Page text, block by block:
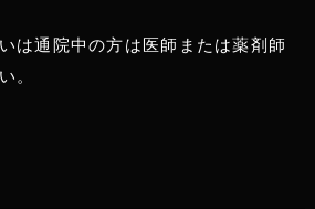
前に1/3袋飲んでいます。運動
すすめです！
は通院中の方は医師または薬剤師
。